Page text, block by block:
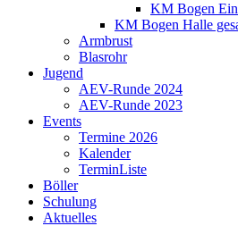
KM Bogen
KM Bogen Halle
Armbrust
Blasrohr
Jugend
AEV-Runde 2024
AEV-Runde 2023
Events
Termine 2026
Kalender
TerminListe
Böller
Schulung
Aktuelles